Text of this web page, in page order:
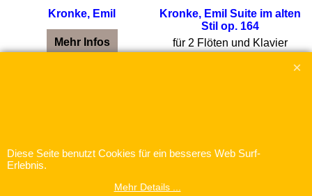
Kronke, Emil
Mehr Infos
Kronke, Emil Suite im alten
Stil op. 164
für 2 Flöten und Klavier
Diese Seite benutzt Cookies für ein besseres Web Surf-
Erlebnis.
Mehr Details ...